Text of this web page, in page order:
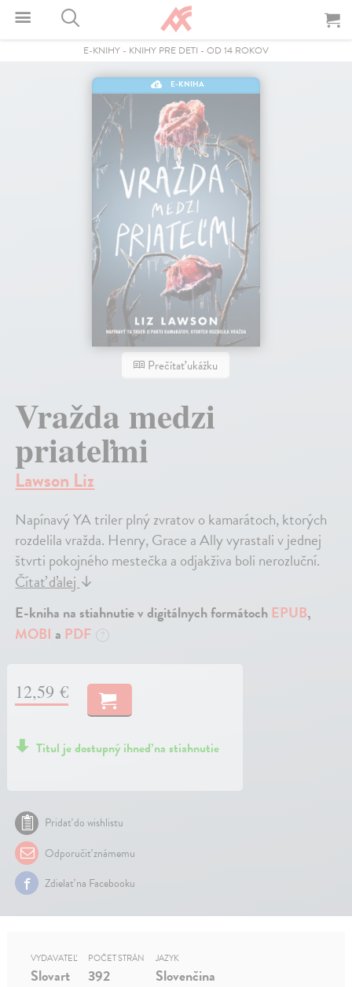
E-KNIHY - KNIHY PRE DETI - OD 14 ROKOV
E-KNIHA
Prečítať ukážku
Vražda medzi
priateľmi
Lawson Liz
Napínavý YA triler plný zvratov o kamarátoch, ktorých
rozdelila vražda. Henry, Grace a Ally vyrastali v jednej
štvrti pokojného mestečka a odjakživa boli nerozluční.
Čítať ďalej↓
E-kniha na stiahnutie v digitálnych formátoch EPUB,
MOBI a PDF ?
12,59 €
Titul je dostupný ihneď na stiahnutie
Pridať do wishlistu
Odporučiť známemu
Zdielať na Facebooku
VYDAVATEĽ
Slovart
POČET STRÁN
392
JAZYK
Slovenčina